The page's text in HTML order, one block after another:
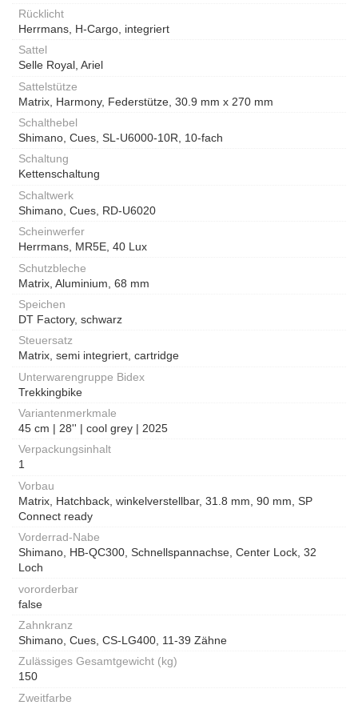
Rücklicht
Herrmans, H-Cargo, integriert
Sattel
Selle Royal, Ariel
Sattelstütze
Matrix, Harmony, Federstütze, 30.9 mm x 270 mm
Schalthebel
Shimano, Cues, SL-U6000-10R, 10-fach
Schaltung
Kettenschaltung
Schaltwerk
Shimano, Cues, RD-U6020
Scheinwerfer
Herrmans, MR5E, 40 Lux
Schutzbleche
Matrix, Aluminium, 68 mm
Speichen
DT Factory, schwarz
Steuersatz
Matrix, semi integriert, cartridge
Unterwarengruppe Bidex
Trekkingbike
Variantenmerkmale
45 cm | 28'' | cool grey | 2025
Verpackungsinhalt
1
Vorbau
Matrix, Hatchback, winkelverstellbar, 31.8 mm, 90 mm, SP
Connect ready
Vorderrad-Nabe
Shimano, HB-QC300, Schnellspannachse, Center Lock, 32
Loch
vororderbar
false
Zahnkranz
Shimano, Cues, CS-LG400, 11-39 Zähne
Zulässiges Gesamtgewicht (kg)
150
Zweitfarbe